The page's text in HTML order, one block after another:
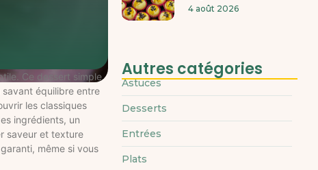
Ce dessert simple
équilibre entre
les classiques
ingrédients, un
saveur et texture
même si vous
4 août 2026
Autres catégories
Astuces
Desserts
Entrées
Plats